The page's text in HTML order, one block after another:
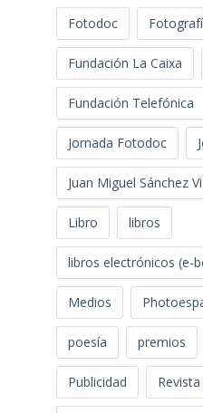
Fotodoc
Fundación La Caixa
Fundación Telefónica
Jornada Fotodoc
Juan Miguel Sánchez
Libro libros
libros electrónicos (e-
Medios
poesía premios
Publicidad Revista